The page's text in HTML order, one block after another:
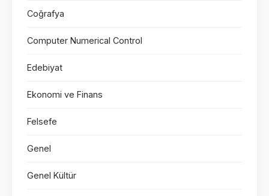
Coğrafya
Computer Numerical Control
Edebiyat
Ekonomi ve Finans
Felsefe
Genel
Genel Kültür